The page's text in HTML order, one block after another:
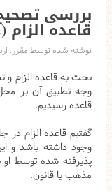
بررسی
قاعده الزام (ج۱۶-۷-۲-
نوشته شده توسط مقرر.
بحث به قاعده الزام
وجه تطبیق آن بر
قاعده رسیدیم.
گفتیم قاعده الزام
وجود داشته باشد و
پذیرفته شده توسط او
مذهب یا قانون.